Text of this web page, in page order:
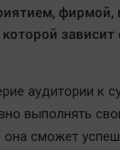
фирмой,
зависит
аудитории к
выполнять
сможет